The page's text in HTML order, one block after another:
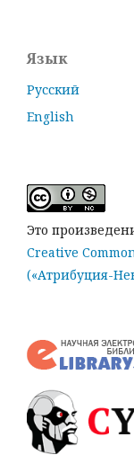
Язык
Русский
English
Это
Creative
(«Атрибуция-